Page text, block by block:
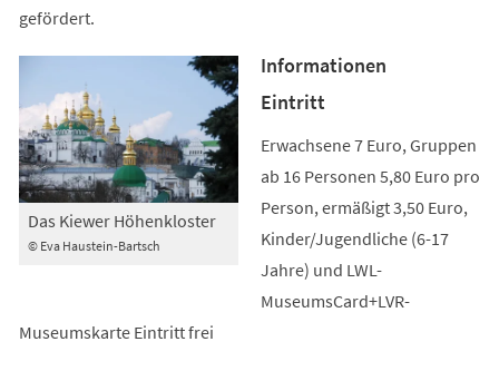
gefördert.
© Eva Haustein-Bartsch
Das Kiewer Höhenkloster
Informationen
Eintritt
Erwachsene 7 Euro, Gruppen
ab 16 Personen 5,80 Euro pro
Person, ermäßigt 3,50 Euro,
Kinder/Jugendliche (6-17
Jahre) und LWL-
MuseumsCard+LVR-
Museumskarte Eintritt frei